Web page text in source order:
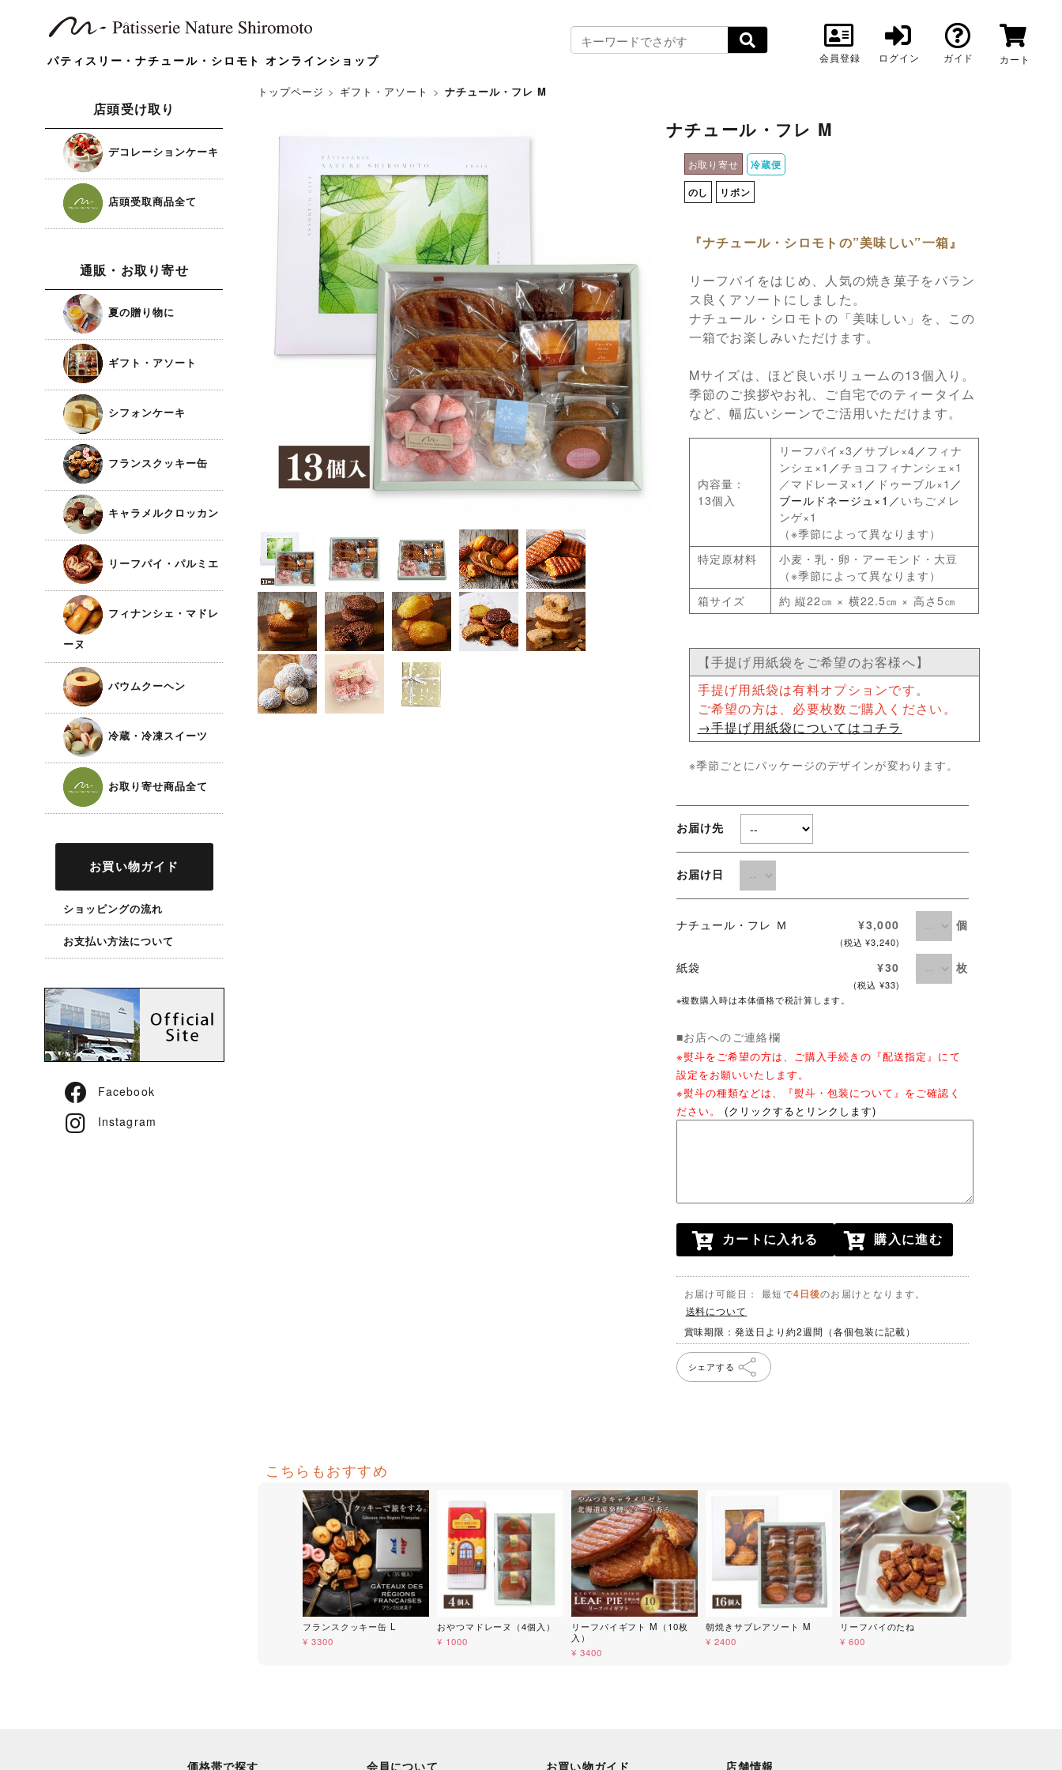
会員登録 ログイン ガイド カート
パティスリー・ナチュール・シロモト オンラインショップ
店頭受け取り
デコレーションケーキ
店頭受取商品全て
通販・お取り寄せ
夏の贈り物に
ギフト・アソート
シフォンケーキ
フランスクッキー缶
キャラメルクロッカン
リーフパイ・パルミエ
フィナンシェ・マドレ
ーヌ
バウムクーヘン
冷蔵・冷凍スイーツ
お取り寄せ商品全て
お買い物ガイド
ショッピングの流れ
お支払い方法について
Facebook
Instagram
トップページ > ギフト・アソート > ナチュール・フレ M
ナチュール・フレ M
お取り寄せ
冷蔵便
のし
リボン
『ナチュール・シロモトの”美味しい”一箱』
リーフパイをはじめ、人気の焼き菓子をバラン
ス良くアソートにしました。
ナチュール・シロモトの「美味しい」を、この
一箱でお楽しみいただけます。
Mサイズは、ほど良いボリュームの13個入り。
季節のご挨拶やお礼、ご自宅でのティータイム
など、幅広いシーンでご活用いただけます。
内容量：
13個入
リーフパイ×3 ／サブレ×4／ フィナ
ンシェ×1 ／ チョコフィナンシェ×1
／マドレーヌ×1 ／ ドゥーブル×1 ／
ブールドネージュ×1／ いちごメレ
ンゲ×1
（※季節によって異なります）
特定原材料
小麦・乳・卵・アーモンド・大豆
（※季節によって異なります）
箱サイズ
約 縦22㎝ × 横22.5㎝ × 高さ5㎝
【手提げ用紙袋をご希望のお客様へ】
手提げ用紙袋は有料オプションです。
ご希望の方は、必要枚数ご購入ください。
→手提げ用紙袋についてはコチラ
※季節ごとにパッケージのデザインが変わります。
お届け先
お届け日
ナチュール・フレ Ｍ ¥3,000
(税込 ¥3,240)
個
紙袋 ¥30
(税込 ¥33)
枚
※複数購入時は本体価格で税計算します。
■お店へのご連絡欄
※熨斗をご希望の方は、ご購入手続きの『配送指定』にて
設定をお願いいたします。
※熨斗の種類などは、『熨斗・包装について』をご確認く
ださい。
(クリックするとリンクします)
カートに入れる 購入に進む
お届け可能日： 最短で4日後のお届けとなります。
送料について
賞味期限：発送日より約2週間（各個包装に記載）
シェアする
こちらもおすすめ
フランスクッキー缶 L
¥ 3300
おやつマドレーヌ（4個入）
¥ 1000
リーフパイギフト M（10枚
入）
¥ 3400
朝焼きサブレアソート M
¥ 2400
リーフパイのたね
¥ 600
価格帯で探す 会員について お買い物ガイド 店舗情報